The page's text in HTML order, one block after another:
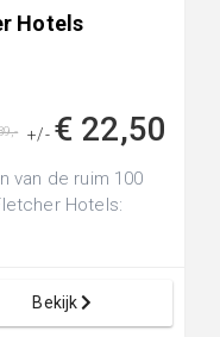
Hotels
+/- € 22,50
van de ruim 100
Hotels:
Bekijk